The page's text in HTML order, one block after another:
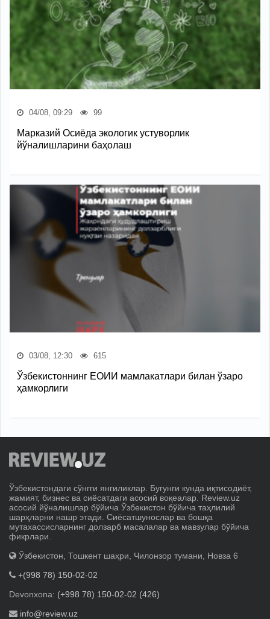
04/08, 09:29 99
Марказий Осиёда экологик устуворлик
йўналишларини баҳолаш
03/08, 12:30 615
Ўзбекистоннинг ЕОИИ мамлакатлари билан ўзаро
ҳамкорлиги
Ўзбекистондаги сўнгги янгиликлар. Бугунги кунда иқтисодиёт,
жамият, бизнес ва сиёсатдаги асосий воқеалар. Review.uz
асосий йўналишлар бўйича Ўзбекистон бўйича таҳлилий
шарҳларни нашр этади. Сиёсатшунослар ва бошқа
мутахассисларнинг долзарб масалалар ва мавзулар бўйича
фикрлари.
Ўзбекистон, Тошкент шаҳри, Чилонзор тумани, Новза 6
+(998 78) 150-02-02
Devonxona: (+998 78) 150-02-02 (426)
info@review.uz